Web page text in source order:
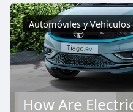
Automóviles y Vehículos
How Are